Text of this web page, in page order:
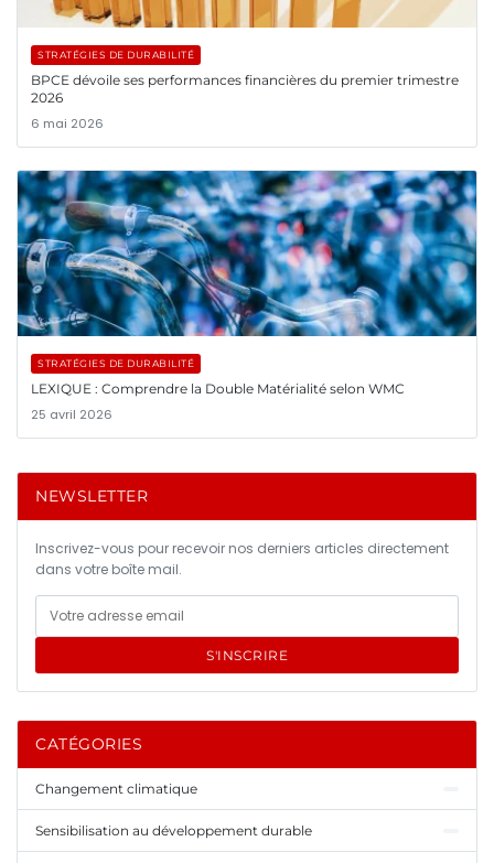
STRATÉGIES DE DURABILITÉ
BPCE dévoile ses performances financières du premier trimestre
2026
6 mai 2026
STRATÉGIES DE DURABILITÉ
LEXIQUE : Comprendre la Double Matérialité selon WMC
25 avril 2026
NEWSLETTER
Inscrivez-vous pour recevoir nos derniers articles directement
dans votre boîte mail.
S'INSCRIRE
CATÉGORIES
Changement climatique
Sensibilisation au développement durable